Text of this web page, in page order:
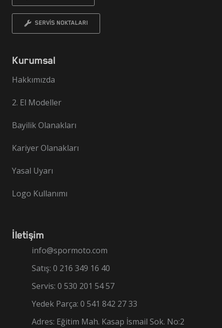
SERVİS NOKTALARI
Kurumsal
Hakkımızda
2. El Modeller
Bayilik Olanakları
Kariyer Olanakları
Yasal Uyarı
Logo Kullanımı
İletişim
info@spormoto.com
Satış: 0 216 349 16 40
Servis: 0 530 201 54 57
Yedek Parça: 0 541 842 27 33
Adres: Eğitim Mah. Kasap İsmail Sok. No:2